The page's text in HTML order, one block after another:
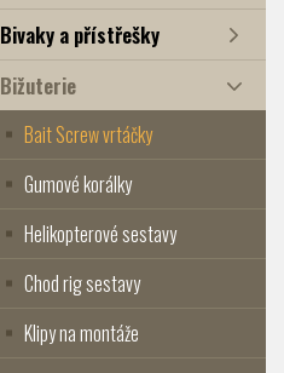
Bivaky a přístřešky
Bižuterie
Bait Screw vrtáčky
Gumové korálky
Helikopterové sestavy
Chod rig sestavy
Klipy na montáže